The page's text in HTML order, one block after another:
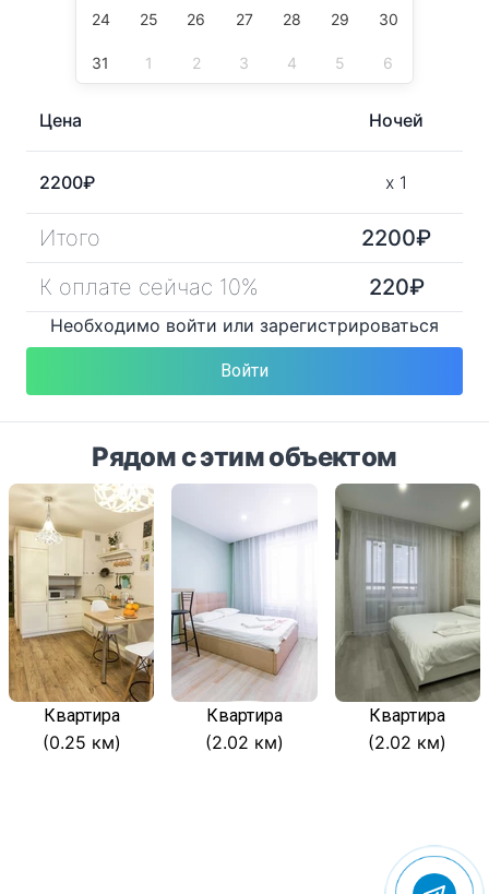
24 25 26 27 28 29 30
31 1 2 3 4 5 6
Цена Ночей
2200₽ x 1
Итого 2200₽
К оплате сейчас 10%
220₽
Необходимо войти или зарегистрироваться
Войти
Рядом с этим объектом
Квартира
(0.25 км)
Квартира
(2.02 км)
Квартира
(2.02 км)